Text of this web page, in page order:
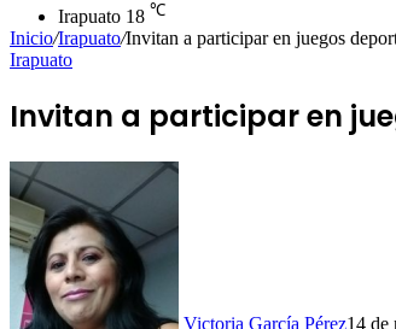
Irapuato 18 ℃
Inicio/Irapuato/Invitan a participar en juegos
Irapuato
Invitan a participar en
Victoria García Pérez14 de